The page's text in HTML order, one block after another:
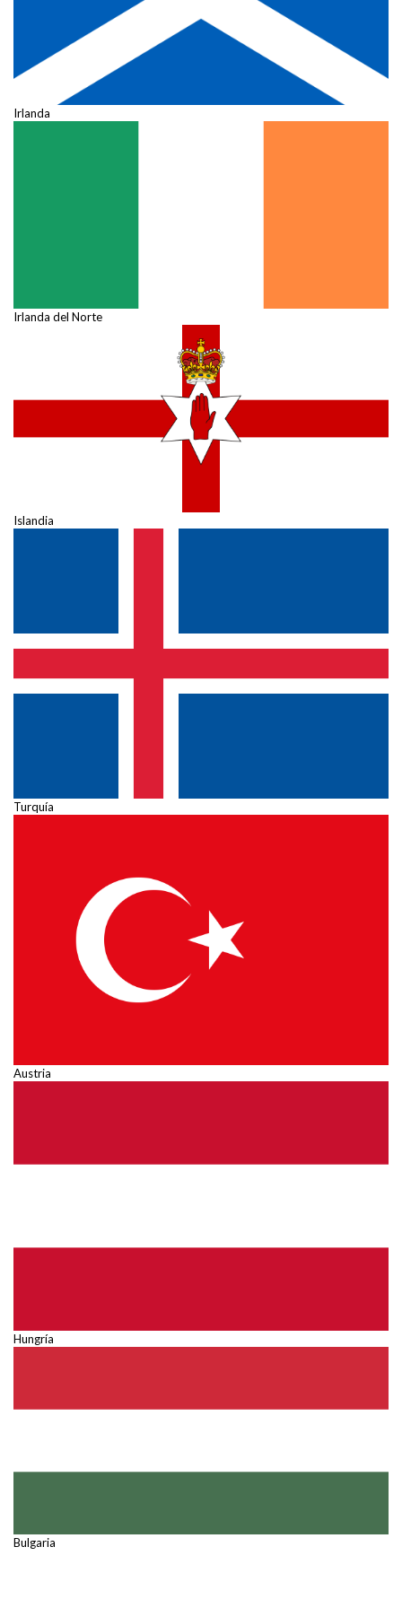
Irlanda
Irlanda del Norte
Islandia
Turquía
Austria
Hungría
Bulgaria